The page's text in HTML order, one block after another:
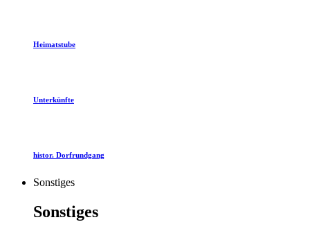
Heimatstube
Unterkünfte
histor. Dorfrundgang
Sonstiges
Sonstiges